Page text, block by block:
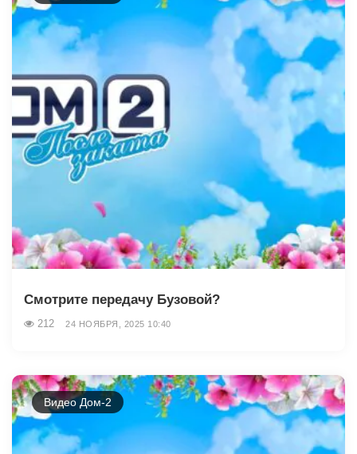
Смотрите передачу Бузовой?
212 24 НОЯБРЯ, 2025 10:40
Видео Дом-2